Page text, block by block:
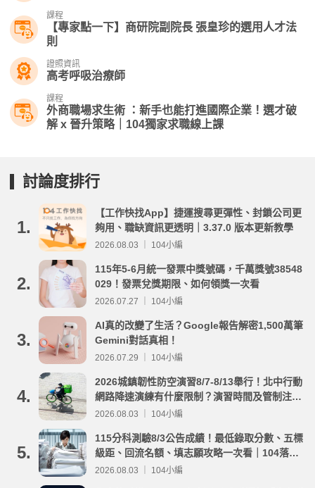
課程
【專家點一下】商研院副院長 張皇珍的選用人才法
則
證照資訊
高考呼吸治療師
課程
外商職場求生術 ：新手也能打進國際企業！選才破
解 x 晉升策略｜104獨家求職線上課
討論度排行
1.
【工作快找App】捷運搜尋更彈性、封鎖公司更
夠用、職缺資訊更透明｜3.37.0 版本更新教學
2026.08.03 ｜ 104小編
2.
115年5-6月統一發票中獎號碼，千萬獎號38548
029！發票兌獎期限、如何領獎一次看
2026.07.27 ｜ 104小編
3.
AI真的改變了生活？Google報告解密1,500萬筆
Gemini對話真相！
2026.07.29 ｜ 104小編
4.
2026城鎮韌性防空演習8/7-8/13舉行！北中行動
網路降速演練有什麼限制？演習時間及管制注意
事項整理
2026.08.03 ｜ 104小編
5.
115分科測驗8/3公告成績！最低錄取分數、五標
級距、回流名額、填志願攻略一次看｜104落點
分析
2026.08.03 ｜ 104小編